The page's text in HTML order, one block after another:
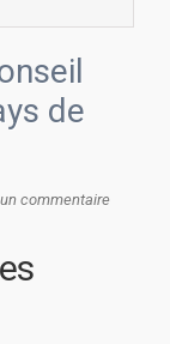
de
commentaire